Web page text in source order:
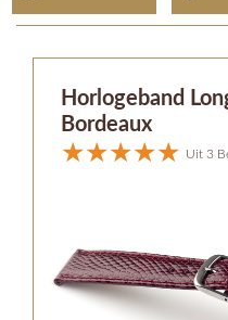
Horlogeband
Bordeaux
Uit 3